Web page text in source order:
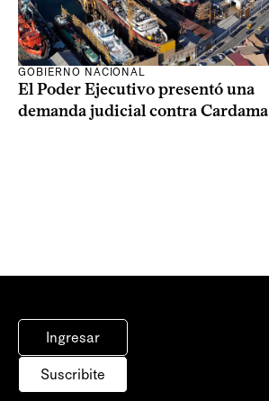
GOBIERNO NACIONAL
El Poder Ejecutivo presentó una
demanda judicial contra Cardama
Ingresar
Suscribite